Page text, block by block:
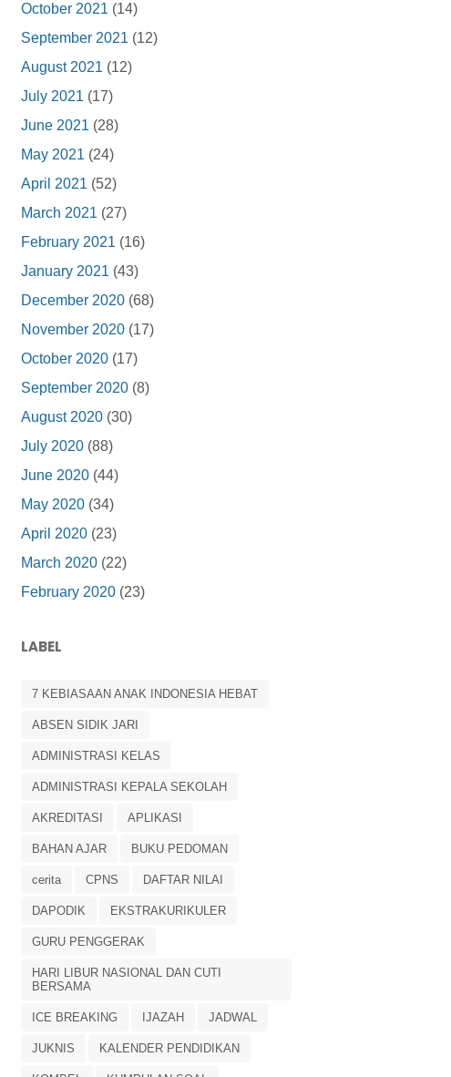
October 2021 (14)
September 2021 (12)
August 2021 (12)
July 2021 (17)
June 2021 (28)
May 2021 (24)
April 2021 (52)
March 2021 (27)
February 2021 (16)
January 2021 (43)
December 2020 (68)
November 2020 (17)
October 2020 (17)
September 2020 (8)
August 2020 (30)
July 2020 (88)
June 2020 (44)
May 2020 (34)
April 2020 (23)
March 2020 (22)
February 2020 (23)
LABEL
7 KEBIASAAN ANAK INDONESIA HEBAT
ABSEN SIDIK JARI
ADMINISTRASI KELAS
ADMINISTRASI KEPALA SEKOLAH
AKREDITASI APLIKASI
BAHAN AJAR BUKU PEDOMAN
cerita CPNS DAFTAR NILAI
DAPODIK EKSTRAKURIKULER
GURU PENGGERAK
HARI LIBUR NASIONAL DAN CUTI
BERSAMA
ICE BREAKING IJAZAH JADWAL
JUKNIS KALENDER PENDIDIKAN